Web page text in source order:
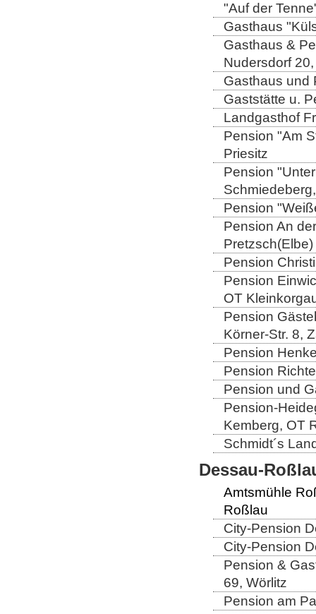
"Auf der
Gasthaus
Gasthaus &
Nudersdorf
Gasthaus und
Gaststätte u.
Landgasthof
Pension "Am
Priesitz
Pension
Pension
Pension An
Pretzsch(Elbe)
Pension
Pension
OT
Pension
Körner-Str. 8,
Pension
Pension
Pension und
Pension-
Kemberg, OT
Schmidt´s
Dessau-
Amtsmühle
Roßlau
City-Pension
City-Pension
Pension &
69, Wörlitz
Pension am